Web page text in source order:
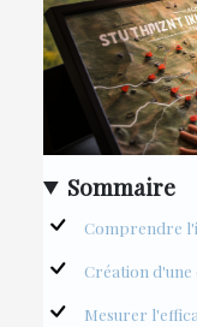
Sommaire
Comprendre
Création
Mesurer